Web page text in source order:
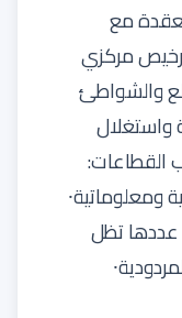
مع
مركزي
والشواطئ
واستغلال
القطاعات:
ومعلوماتية⸱
عددها تظل